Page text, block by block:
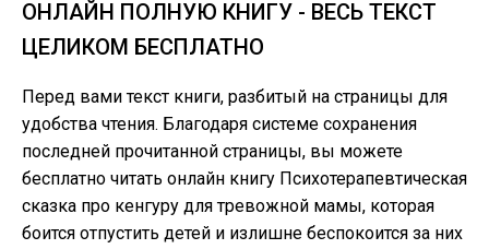
ОНЛАЙН ПОЛНУЮ КНИГУ - ВЕСЬ ТЕКСТ
ЦЕЛИКОМ БЕСПЛАТНО
Перед вами текст книги, разбитый на страницы для
удобства чтения. Благодаря системе сохранения
последней прочитанной страницы, вы можете
бесплатно читать онлайн книгу Психотерапевтическая
сказка про кенгуру для тревожной мамы, которая
боится отпустить детей и излишне беспокоится за них